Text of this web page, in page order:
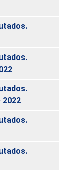
2022